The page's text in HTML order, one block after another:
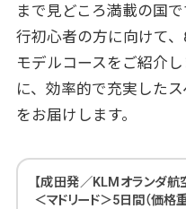
まで見どころ満載の国
行初心者の方に向けて
モデルコースをご紹介
に、効率的で充実した
をお届けします。
【成田発／KLMオランダ航
＜マドリード＞5日間（価格